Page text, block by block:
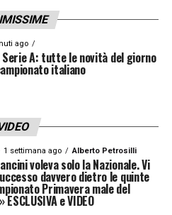
ago
A: tutte le novità del giorno
italiano
1 settimana ago Alberto Petrosilli
voleva solo la Nazionale. Vi
davvero dietro le quinte
Primavera male del
e VIDEO